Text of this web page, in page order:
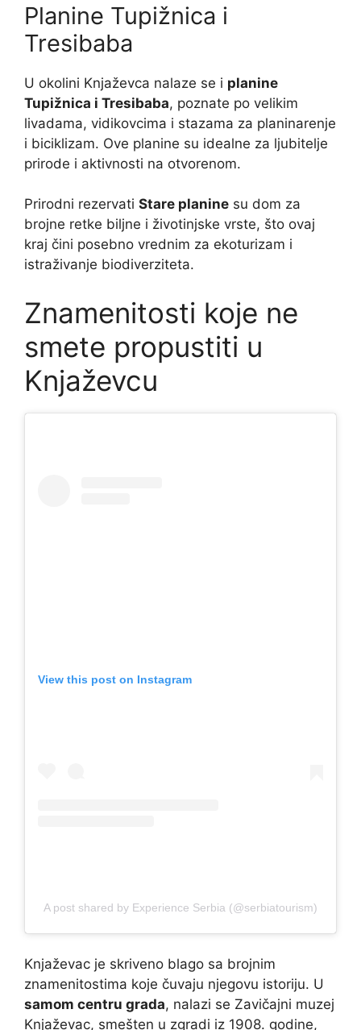
Planine Tupižnica i
Tresibaba
U okolini Knjaževca nalaze se i planine
Tupižnica i Tresibaba, poznate po velikim
livadama, vidikovcima i stazama za planinarenje
i biciklizam. Ove planine su idealne za ljubitelje
prirode i aktivnosti na otvorenom.
Prirodni rezervati Stare planine su dom za
brojne retke biljne i životinjske vrste, što ovaj
kraj čini posebno vrednim za ekoturizam i
istraživanje biodiverziteta.
Znamenitosti koje ne
smete propustiti u
Knjaževcu
View this post on Instagram
A post shared by Experience Serbia (@serbiatourism)
Knjaževac je skriveno blago sa brojnim
znamenitostima koje čuvaju njegovu istoriju. U
samom centru grada, nalazi se Zavičajni muzej
Knjaževac, smešten u zgradi iz 1908. godine,